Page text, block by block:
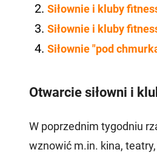
Siłownie i kluby
Siłownie i kluby
Siłownie "pod
Otwarcie siłowni i
W poprzednim tygodniu
wznowić m.in. kina,